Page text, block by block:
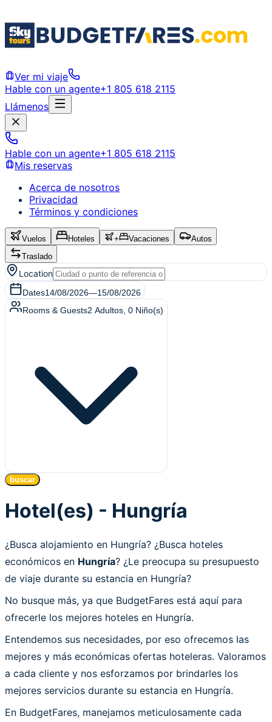
Ver mi viaje
Hable con un agente+1 805 618 2115
Llámenos
Hable con un agente+1 805 618 2115
Mis reservas
Acerca de nosotros
Privacidad
Términos y condiciones
Vuelos Hoteles + Vacaciones
Autos
Traslado
Location
Dates14/08/2026—15/08/2026
Rooms & Guests2 Adultos 0 Niño(s)
buscar
Hotel(es) - Hungría
¿Busca alojamiento en Hungría? ¿Busca hoteles
económicos en Hungría? ¿Le preocupa su presupuesto
de viaje durante su estancia en Hungría?
No busque más, ya que BudgetFares está aquí para
ofrecerle los mejores hoteles en Hungría.
Entendemos sus necesidades, por eso ofrecemos las
mejores y más económicas ofertas hoteleras. Valoramos
a cada cliente y nos esforzamos por brindarles los
mejores servicios durante su estancia en Hungría.
En BudgetFares, manejamos meticulosamente cada